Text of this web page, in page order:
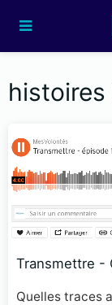
Transmettre -
Quelles traces